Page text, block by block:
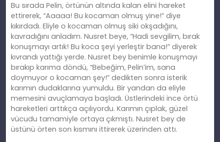
Bu sırada Pelin, örtünün altında kalan elini hareket
ettirerek, “Aaaaa! Bu kocaman olmuş yine!” diye
kıkırdadı. Eliyle o kocaman olmuş siki okşadığını,
kavradığını anladım. Nusret beye, “Hadi sevgilim, bırak
konuşmayı artık! Bu koca şeyi yerleştir bana!” diyerek
kıvrandı yattığı yerde. Nusret bey benimle konuşmayı
bırakıp karıma döndü, “Bebeğim, Pelin’im, sana
doymuyor o kocaman şey!” dedikten sonra isterik
karımın dudaklarına yumuldu. Bir yandan da eliyle
memesini avuçlamaya başladı. Üstlerindeki ince örtü
hareketleri arttıkça açılıyordu. Karımın çıplak, güzel
vücudu tamamiyle ortaya çıkmıştı. Nusret bey de
üstünü örten son kısmını ittirerek üzerinden attı.